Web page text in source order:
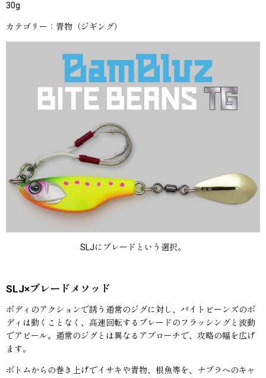
30g
カテゴリー：青物（ジギング）
SLJにブレードという選択。
SLJ×ブレードメソッド
ボディのアクションで誘う通常のジグに対し、バイトビーンズのボ
ディは動くことなく、高速回転するブレードのフラッシングと波動
でアピール。通常のジグとは異なるアプローチで、攻略の幅を広げ
ます。
ボトムからの巻き上げでイサキや青物、根魚等を、ナブラへのキャ